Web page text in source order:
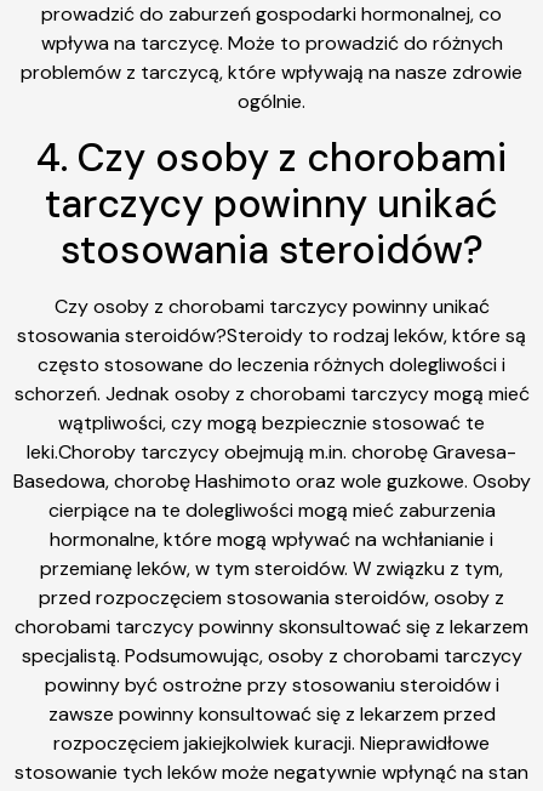
prowadzić do zaburzeń gospodarki hormonalnej, co
wpływa na tarczycę. Może to prowadzić do różnych
problemów z tarczycą, które wpływają na nasze zdrowie
ogólnie.
4. Czy osoby z chorobami
tarczycy powinny unikać
stosowania steroidów?
Czy osoby z chorobami tarczycy powinny unikać
stosowania steroidów?Steroidy to rodzaj leków, które są
często stosowane do leczenia różnych dolegliwości i
schorzeń. Jednak osoby z chorobami tarczycy mogą mieć
wątpliwości, czy mogą bezpiecznie stosować te
leki.Choroby tarczycy obejmują m.in. chorobę Gravesa-
Basedowa, chorobę Hashimoto oraz wole guzkowe. Osoby
cierpiące na te dolegliwości mogą mieć zaburzenia
hormonalne, które mogą wpływać na wchłanianie i
przemianę leków, w tym steroidów. W związku z tym,
przed rozpoczęciem stosowania steroidów, osoby z
chorobami tarczycy powinny skonsultować się z lekarzem
specjalistą. Podsumowując, osoby z chorobami tarczycy
powinny być ostrożne przy stosowaniu steroidów i
zawsze powinny konsultować się z lekarzem przed
rozpoczęciem jakiejkolwiek kuracji. Nieprawidłowe
stosowanie tych leków może negatywnie wpłynąć na stan